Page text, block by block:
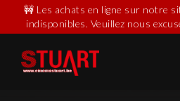
🚧 Les achats en ligne sur notre
indisponibles. Veuillez nous